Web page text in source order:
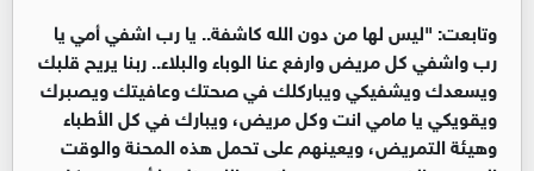
وتابعت: "ليس لها من دون الله كاشفة.. يا رب اشفي أمي يا
رب واشفي كل مريض وارفع عنا الوباء والبلاء.. ربنا يريح قلبك
ويسعدك ويشفيكي ويباركلك في صحتك وعافيتك ويصبرك
ويقويكي يا مامي انت وكل مريض، ويبارك في كل الأطباء
وهيئة التمريض، ويعينهم على تحمل هذه المحنة والوقت